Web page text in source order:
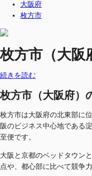
大阪府
枚方市
枚方市（大阪
続きを読む
枚方市（大阪府）
枚方市は大阪府の北東部に
阪のビジネス中心地である
至便です。
大阪と京都のベッドタウン
点や、都心部に比べて競争